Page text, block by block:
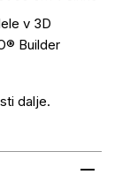
v 3D
Builder
dalje.